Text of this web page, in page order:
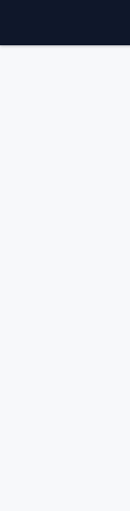
contenido